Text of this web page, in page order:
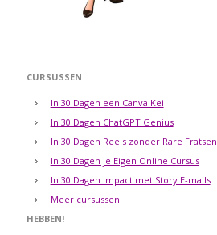
CURSUSSEN
In 30 Dagen een Canva Kei
In 30 Dagen ChatGPT Genius
In 30 Dagen Reels zonder Rare Fratsen
In 30 Dagen je Eigen Online Cursus
In 30 Dagen Impact met Story E-mails
Meer cursussen
HEBBEN!